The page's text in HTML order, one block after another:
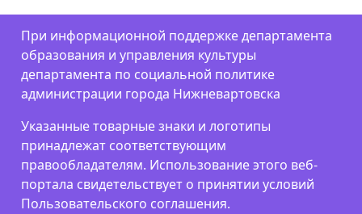
При информационной поддержке департамента
образования и управления культуры
департамента по социальной политике
администрации города Нижневартовска
Указанные товарные знаки и логотипы
принадлежат соответствующим
правообладателям. Использование этого веб-
портала свидетельствует о принятии условий
Пользовательского соглашения.